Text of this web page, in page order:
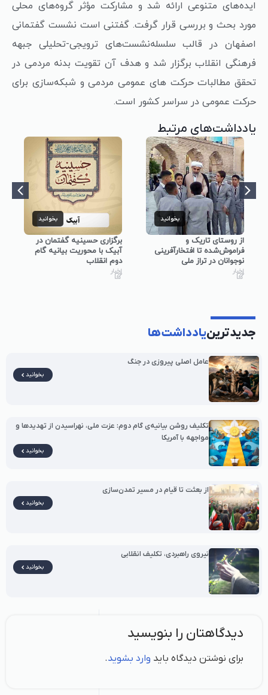
ایده‌های متنوعی ارائه شد و مشارکت مؤثر گروه‌های محلی
مورد بحث و بررسی قرار گرفت. گفتنی است نشست گفتمانی
اصفهان در قالب سلسله‌نشست‌های ترویجی-تحلیلی جبهه
فرهنگی انقلاب برگزار شد و هدف آن تقویت بدنه مردمی در
تحقق مطالبات حرکت های عمومی مردمی و شبکه‌سازی برای
حرکت عمومی در سراسر کشور است.
یادداشت‌های مرتبط
بخوانید
از روستای تاریک و
فراموش‌شده تا افتخارآفرینی
نوجوانان در تراز ملی
اخبار
بخوانید
برگزاری حسینیه گفتمان در
آبیک با محوریت بیانیه گام
دوم انقلاب
اخبار
جدیدترینیادداشت‌ها
عامل اصلی پیروزی در جنگ
بخوانید
تکلیف روشن بیانیه‌ی گام دوم: عزت ملی، نهراسیدن از تهدیدها و
مواجهه با آمریکا
بخوانید
از بعثت تا قیام در مسیر تمدن‌سازی
بخوانید
نیروی راهبردی، تکلیف انقلابی
بخوانید
دیدگاهتان را بنویسید
برای نوشتن دیدگاه باید وارد بشوید.